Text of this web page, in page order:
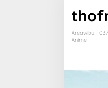
Areawibu
Anime